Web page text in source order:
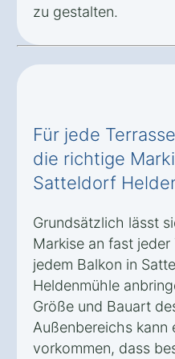
zu gestalten.
Für jede
die richtige
Satteldorf
Grundsätzlich lässt
Markise an fast jeder
jedem Balkon in
Heldenmühle
Größe und Bauart
Außenbereichs kann
vorkommen, dass